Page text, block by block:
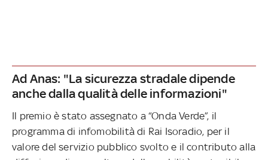
Ad Anas: "La sicurezza stradale dipende
anche dalla qualità delle informazioni"
Il premio è stato assegnato a “Onda Verde”, il
programma di infomobilità di Rai Isoradio, per il
valore del servizio pubblico svolto e il contributo alla